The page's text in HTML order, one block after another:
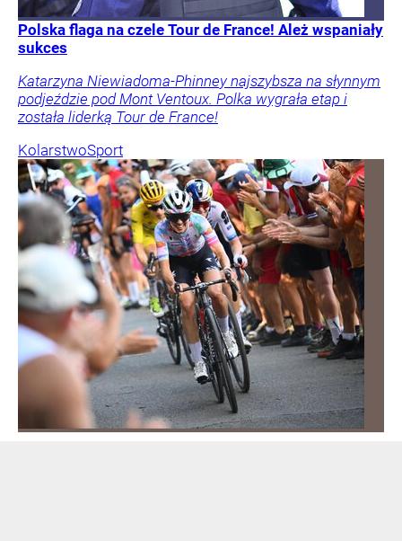
Polska flaga na czele Tour de France! Ależ wspaniały
sukces
Katarzyna Niewiadoma-Phinney najszybsza na słynnym
podjeździe pod Mont Ventoux. Polka wygrała etap i
została liderką Tour de France!
KolarstwoSport